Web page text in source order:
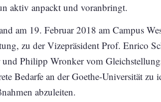
aktiv anpackt und voranbringt.
am 19. Februar 2018 am Campus
zu der Vizepräsident Prof. Enrico
Philipp Wronker vom
Bedarfe an der Goethe-Universität
abzuleiten.